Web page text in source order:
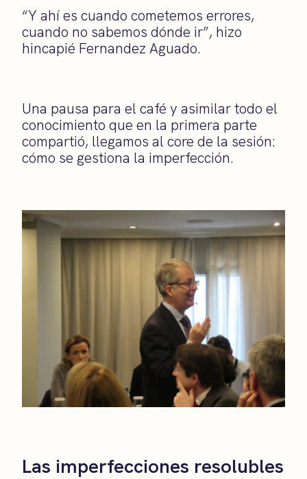
“Y ahí es cuando cometemos errores,
cuando no sabemos dónde ir”, hizo
hincapié Fernandez Aguado.
Una pausa para el café y asimilar todo el
conocimiento que en la primera parte
compartió, llegamos al core de la sesión:
cómo se gestiona la imperfección.
Las imperfecciones resolubles